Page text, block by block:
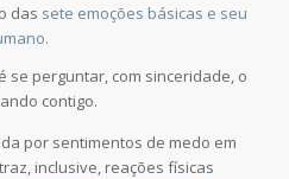
das sete emoções básicas e seu
se perguntar, com sinceridade, o
contigo.
por sentimentos de medo em
inclusive, reações físicas